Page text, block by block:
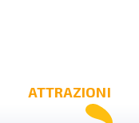
ATTRAZIONI